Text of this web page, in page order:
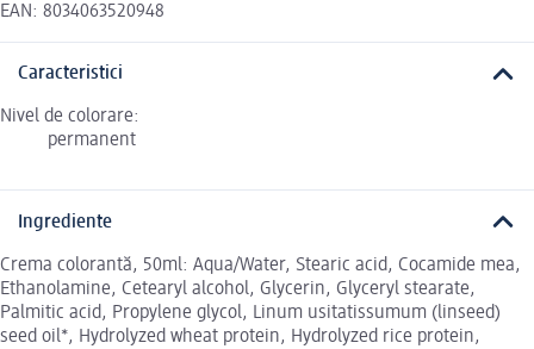
EAN: 8034063520948
Caracteristici
Nivel de colorare:
permanent
Ingrediente
Crema colorantă, 50ml: Aqua/Water, Stearic acid, Cocamide mea,
Ethanolamine, Cetearyl alcohol, Glycerin, Glyceryl stearate,
Palmitic acid, Propylene glycol, Linum usitatissumum (linseed)
seed oil*, Hydrolyzed wheat protein, Hydrolyzed rice protein,